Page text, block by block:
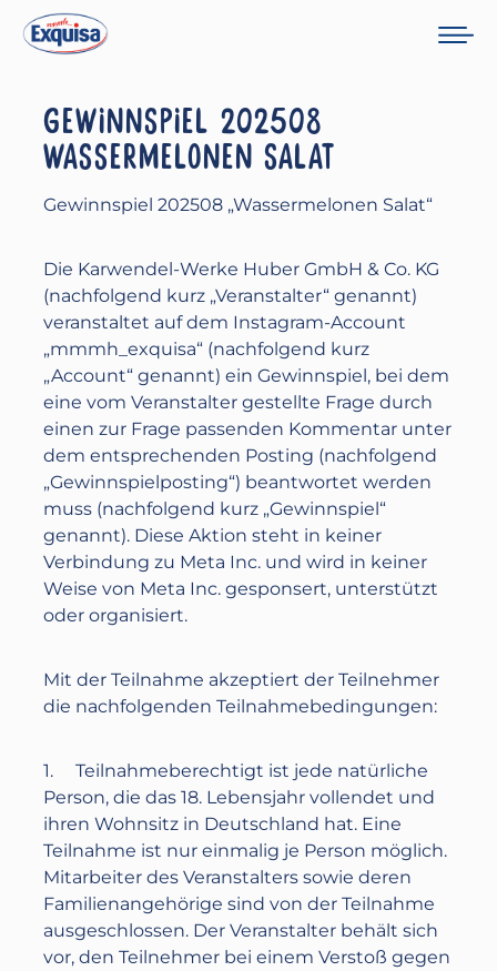
GEWINNSPIEL 202508
WASSERMELONEN SALAT
Gewinnspiel 202508 „Wassermelonen Salat“
Die Karwendel-Werke Huber GmbH & Co. KG
(nachfolgend kurz „Veranstalter“ genannt)
veranstaltet auf dem Instagram-Account
„mmmh_exquisa“ (nachfolgend kurz
„Account“ genannt) ein Gewinnspiel, bei dem
eine vom Veranstalter gestellte Frage durch
einen zur Frage passenden Kommentar unter
dem entsprechenden Posting (nachfolgend
„Gewinnspielposting“) beantwortet werden
muss (nachfolgend kurz „Gewinnspiel“
genannt). Diese Aktion steht in keiner
Verbindung zu Meta Inc. und wird in keiner
Weise von Meta Inc. gesponsert, unterstützt
oder organisiert.
Mit der Teilnahme akzeptiert der Teilnehmer
die nachfolgenden Teilnahmebedingungen:
1. Teilnahmeberechtigt ist jede natürliche
Person, die das 18. Lebensjahr vollendet und
ihren Wohnsitz in Deutschland hat. Eine
Teilnahme ist nur einmalig je Person möglich.
Mitarbeiter des Veranstalters sowie deren
Familienangehörige sind von der Teilnahme
ausgeschlossen. Der Veranstalter behält sich
vor, den Teilnehmer bei einem Verstoß gegen